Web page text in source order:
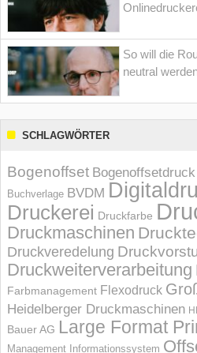
So will die
neutral
SCHLAGWÖRTER
Bogenoffset Bogenoffsetdruck
Buchverlage BVDM
Druckerei Druckfarbe
Druckmaschinen
Druckveredelung
Druckweiterverarbeitung
Farbmanagement Flexodruck
Heidelberger Druckmaschinen
Bauer AG Large Format
Management Informations­system